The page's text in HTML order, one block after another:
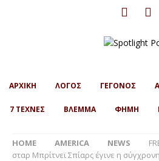
ΑΡΧΙΚΗ ΛΟΓΟΣ ΓΕΓΟΝΟΣ
7 ΤΕΧΝΕΣ ΒΛΕΜΜΑ ΦΗΜΗ
HOME AMERICA NEWS
σταρ Μπρίτνεϊ Σπίαρς έγινε η